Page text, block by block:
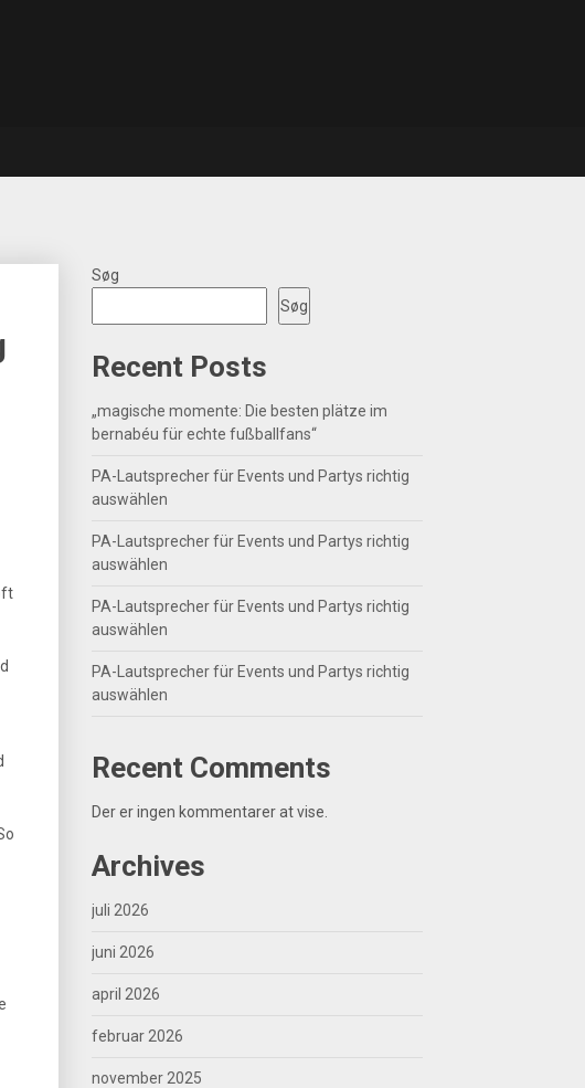
Søg
Søg
Recent Posts
„magische momente: Die besten plätze im
bernabéu für echte fußballfans“
PA-Lautsprecher für Events und Partys richtig
auswählen
PA-Lautsprecher für Events und Partys richtig
auswählen
PA-Lautsprecher für Events und Partys richtig
auswählen
PA-Lautsprecher für Events und Partys richtig
auswählen
Recent Comments
Der er ingen kommentarer at vise.
Archives
juli 2026
juni 2026
april 2026
februar 2026
november 2025